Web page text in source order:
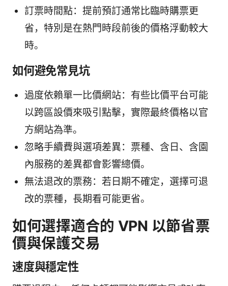
訂票時間點：提前預訂通常比臨時購票更
省，特別是在熱門時段前後的價格浮動較大
時。
如何避免常見坑
過度依賴單一比價網站：有些比價平台可能
以跨區設價來吸引點擊，實際最終價格以官
方網站為準。
忽略手續費與選項差異：票種、含日、含園
內服務的差異都會影響總價。
無法退改的票務：若日期不確定，選擇可退
改的票種，長期看可能更省。
如何選擇適合的 VPN 以節省票
價與保護交易
速度與穩定性